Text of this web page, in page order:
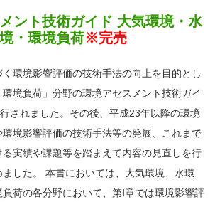
ント技術ガイド 大気環境・水
・環境負荷※完売
環境影響評価の技術手法の向上を目的とし
境負荷」分野の環境アセスメント技術ガイ
されました。その後、平成23年以降の環境
境影響評価の技術手法等の発展、これまで
実績や課題等を踏まえて内容の見直しを行
した。 本書においては、大気環境、水環
荷の各分野において、第Ⅰ章では環境影響評